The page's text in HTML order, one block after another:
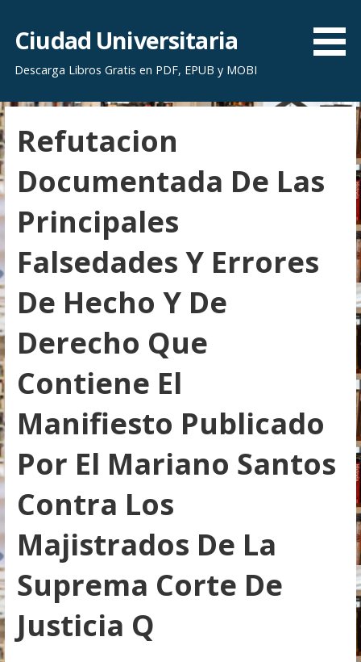
r
a
l
c
o
n
e
n
i
d
o
Ciudad Universitaria
Descarga Libros Gratis en PDF, EPUB y MOBI
Refutacion
Documentada De Las
Principales
Falsedades Y Errores
De Hecho Y De
Derecho Que
Contiene El
Manifiesto Publicado
Por El Mariano Santos
Contra Los
Majistrados De La
Suprema Corte De
Justicia Q